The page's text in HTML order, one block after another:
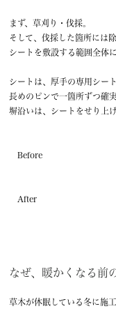
まず、草刈り・伐採。
そして、伐採した箇所には
シートを敷設する範囲全体
シートは、厚手の専用シー
長めのピンで一箇所ずつ確実
塀沿いは、シートをせり上
Before
After
なぜ、暖かくなる前
草木が休眠している冬に施